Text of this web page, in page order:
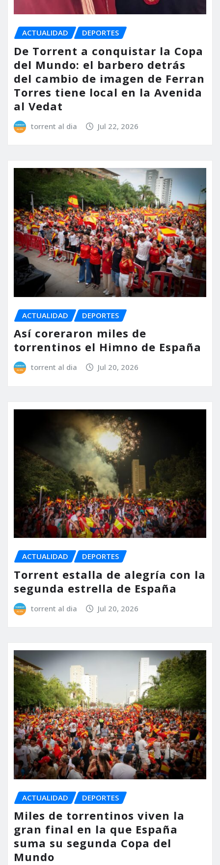
ACTUALIDAD DEPORTES
De Torrent a conquistar la Copa
del Mundo: el barbero detrás
del cambio de imagen de Ferran
Torres tiene local en la Avenida
al Vedat
torrent al dia Jul 22, 2026
ACTUALIDAD DEPORTES
Así coreraron miles de
torrentinos el Himno de España
torrent al dia Jul 20, 2026
ACTUALIDAD DEPORTES
Torrent estalla de alegría con la
segunda estrella de España
torrent al dia Jul 20, 2026
ACTUALIDAD DEPORTES
Miles de torrentinos viven la
gran final en la que España
suma su segunda Copa del
Mundo